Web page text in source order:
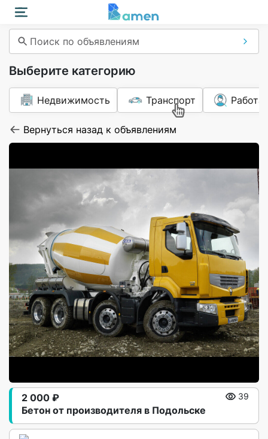
Поиск по объявлениям
Выберите категорию
Недвижимость Транспорт Работа
Вернуться назад к объявлениям
Бетон от производителя в Подольске
2 000 ₽ 39